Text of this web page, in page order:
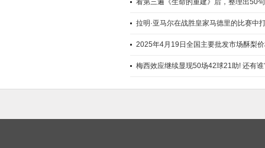
看第三遍《生命的重建》后，整理出50
拉明·亚马尔在战胜皇家马德里的比赛中
2025年4月19日全国主要批发市场酥梨
梅西效应继续显现50场42球21助! 还有